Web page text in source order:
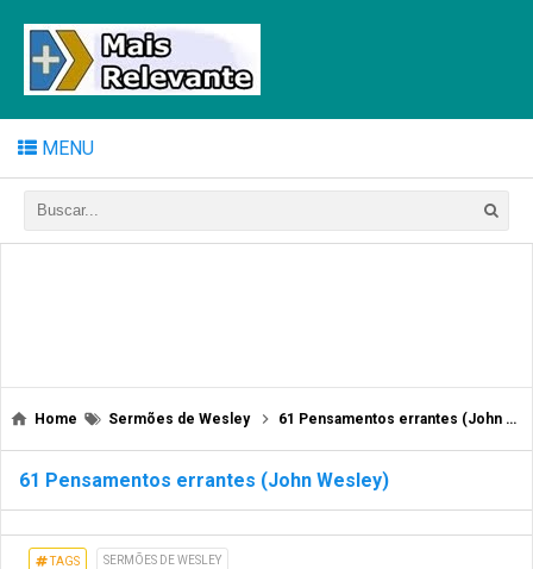
MENU
Home Sermões de Wesley 61 Pensamentos errantes (John Wesley)
61 Pensamentos errantes (John Wesley)
TAGS SERMÕES DE WESLEY